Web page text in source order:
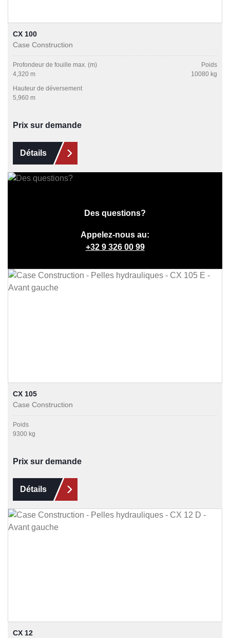
Des questions?
Appelez-nous au:
+32 9 326 00 99
CX 100
Case Construction
Profondeur de fouille max. (m)
4,320 m
Poids
10080 kg
Hauteur de déversement
5,960 m
Prix sur demande
Détails
CX 105
Case Construction
Poids
9300 kg
Prix sur demande
Détails
CX 12